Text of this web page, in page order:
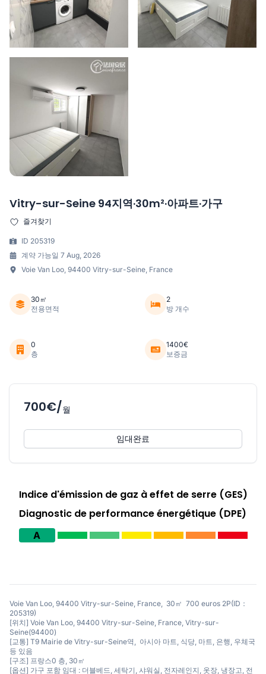
Vitry-sur-Seine 94지역·30m²·아파트·가구
즐겨찾기
ID 205319
계약 가능일 7 Aug, 2026
Voie Van Loo, 94400 Vitry-sur-Seine, France
30㎡
전용면적
2
방 개수
0
층
1400€
보증금
700€/월
임대완료
Indice d'émission de gaz à effet de serre (GES)
Diagnostic de performance énergétique (DPE)
A
Voie Van Loo, 94400 Vitry-sur-Seine, France, 30㎡ 700 euros 2P(ID：
205319)
[위치] Voie Van Loo, 94400 Vitry-sur-Seine, France, Vitry-sur-
Seine(94400)
[교통] T9 Mairie de Vitry-sur-Seine역, 아시아 마트, 식당, 마트, 은행, 우체국
등 있음
[구조] 프랑스0 층, 30㎡
[옵션] 가구 포함 임대 : 더블베드, 세탁기, 샤워실, 전자레인지, 옷장, 냉장고, 전